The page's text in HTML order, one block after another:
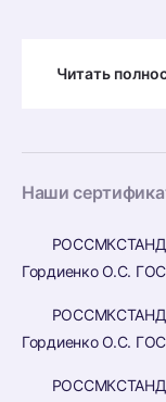
Читать
Наши
Гордиенко О.С.
Гордиенко О.С.